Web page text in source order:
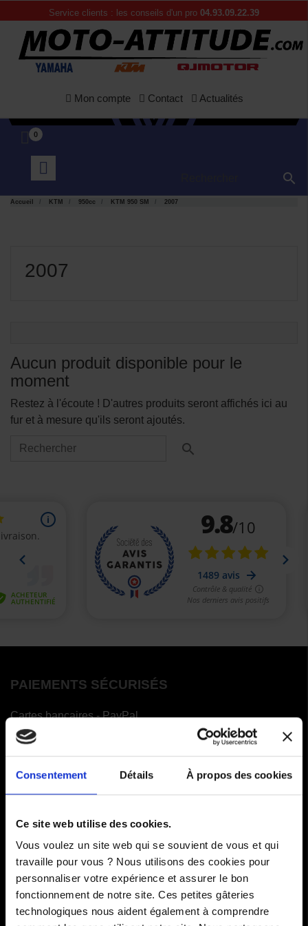
Consentement Détails À propos des cookies
Ce site web utilise des cookies.
Vous voulez un site web qui se souvient de vous et qui
travaille pour vous ? Nous utilisons des cookies pour
personnaliser votre expérience et assurer le bon
fonctionnement de notre site. Ces petites gâteries
technologiques nous aident également à comprendre
Service clients : les conseils d'un pro 04.93.09.22.39
Mon compte Contact Actualités
0

Accueil KTM 950cc KTM 950 SM 2007
2007
Aucun produit disponible pour le
moment
Restez à l'écoute ! D'autres produits seront affichés ici au
fur et à mesure qu'ils seront ajoutés.

PAIEMENTS SÉCURISÉS
Cartes bancaires - PayPal
Paiement en 3 ou 4 fois
COMMANDES
Livraisons
Comment renvoyer des articles